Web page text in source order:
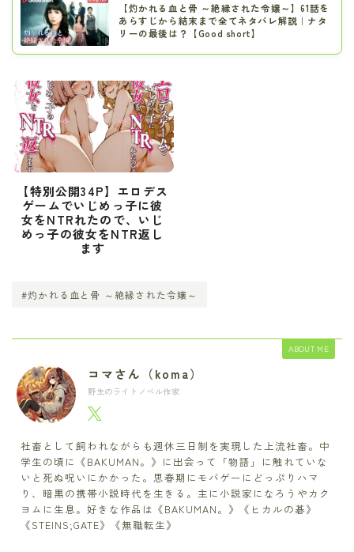
【灼かれる血と骨 ～絶縁された令嬢～】61話を
あらすじから結末まで全てネタバレ解説｜ナタ
リーの最後は？【Good short】
【特別公開34P】エロデス
ゲームでいじめっ子に彼
女をNTRれたので、いじ
めっ子の彼女をNTR返し
ます
#灼かれる血と骨 ～絶縁された令嬢～
ABOUT ME
コマさん（koma）
野生のライトノベル作家
社畜として飼われながらも週休三日制を実現した上流社畜。中
学生の頃に《BAKUMAN。》に出会って「物語」に触れていな
いと死ぬ呪いにかかった。思春期にモバゲーにどっぷりハマ
り、暗黒の携帯小説時代を生きる。主に小説家になろうやカク
ヨムに生息。好きな作品は《BAKUMAN。》《ヒカルの碁》
《STEINS;GATE》《無職転生》